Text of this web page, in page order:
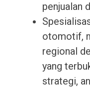
penjualan
otomotif,
regional
yang
strategi,